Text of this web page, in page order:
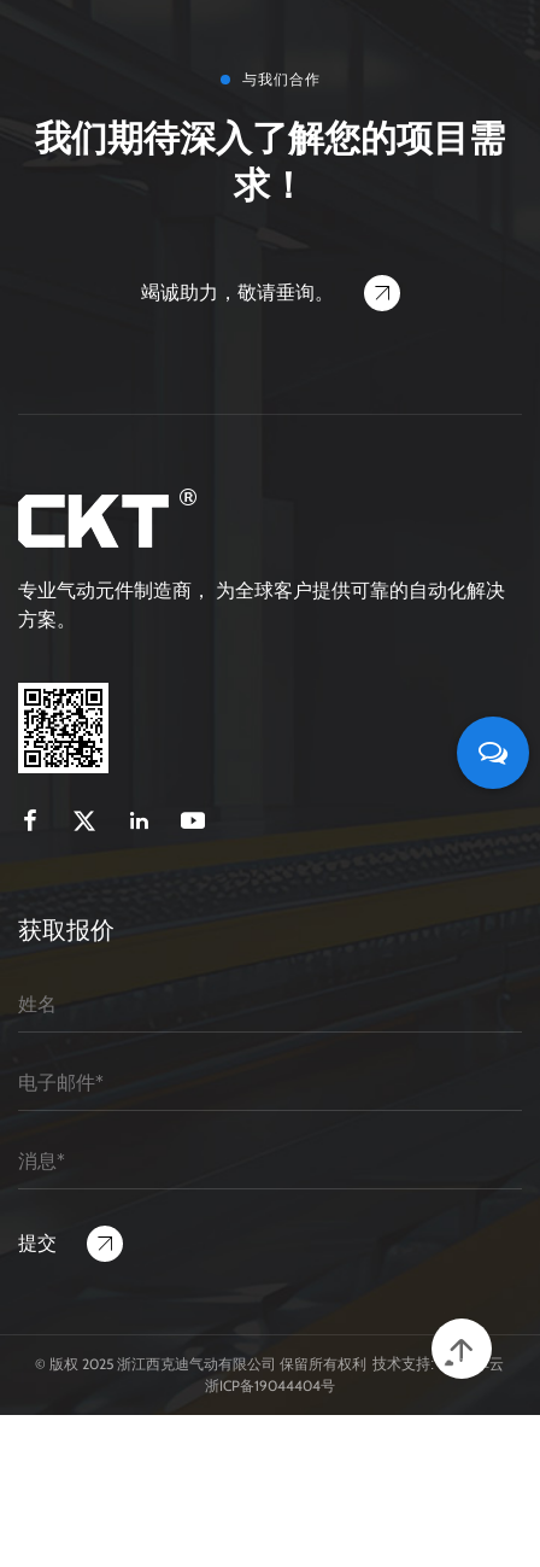
与我们合作
我们期待深入了解您的项目需
求！
竭诚助力，敬请垂询。
专业气动元件制造商， 为全球客户提供可靠的自动化解决
方案。
获取报价
© 版权 2025 浙江西克迪气动有限公司 保留所有权利
浙ICP备19044404号